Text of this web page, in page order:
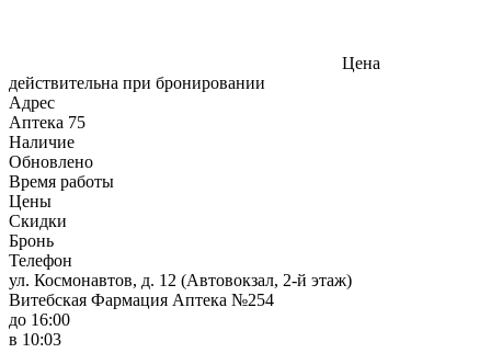
Цена
действительна при бронировании
Адрес
Аптека 75
Наличие
Обновлено
Время работы
Цены
Скидки
Бронь
Телефон
ул. Космонавтов, д. 12 (Автовокзал, 2-й этаж)
Витебская Фармация Аптека №254
до 16:00
в 10:03